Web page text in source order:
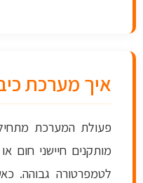
איך מערכת
פעולת המערכת
מותקנים חיישני חום
לטמפרטורה גבוהה.